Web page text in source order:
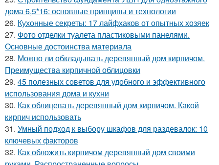
дома 6,5*16: основные принципы и технологии
26. Кухонные секреты: 17 лайфхаков от опытных хозяек
27. Фото отделки туалета пластиковыми панелями.
Основные достоинства материала
28. Можно ли обкладывать деревянный дом кирпичом.
Преимущества кирпичной облицовки
29. 45 полезных советов для удобного и эффективного
использования дома и кухни
30. Как облицевать деревянный дом кирпичом. Какой
кирпич использовать
31. Умный подход к выбору шкафов для раздевалок: 10
ключевых факторов
32. Как обложить кирпичом деревянный дом своими